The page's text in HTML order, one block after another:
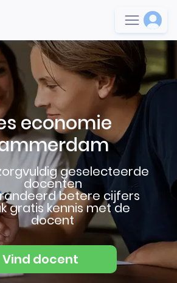
economie
geselecteerde
docenten
betere cijfers
gratis kennis met de
docent
Vind docent